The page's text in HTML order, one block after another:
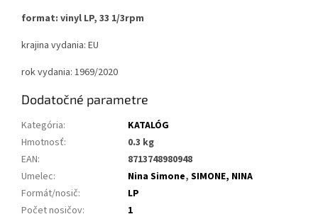
format: vinyl LP, 33 1/3rpm
krajina vydania: EU
rok vydania: 1969/2020
Dodatočné parametre
Kategória:
KATALÓG
Hmotnosť:
0.3 kg
EAN:
8713748980948
Umelec: Nina Simone, SIMONE, NINA
Formát/nosič:
LP
Počet nosičov:
1